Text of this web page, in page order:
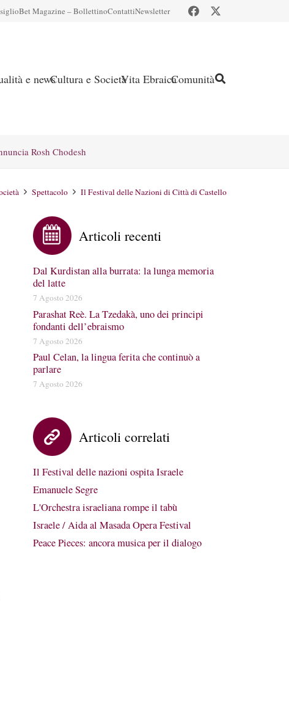
Bet Magazine – BollettinoContattiNewsletter
e newsCultura e SocietàVita EbraicaComunità
Rosh Chodesh
Spettacolo Il Festival delle Nazioni di Città di Castello
Articoli recenti
Dal Kurdistan alla burrata: la lunga memoria
del latte
7 Agosto 2026
Parashat Reè. La Tzedakà, uno dei principi
fondanti dell’ebraismo
7 Agosto 2026
Paul Celan, la lingua ferita che continuò a
parlare
7 Agosto 2026
Articoli correlati
Il Festival delle nazioni ospita Israele
Emanuele Segre
L'Orchestra israeliana rompe il tabù
Israele / Aida al Masada Opera Festival
Peace Pieces: ancora musica per il dialogo